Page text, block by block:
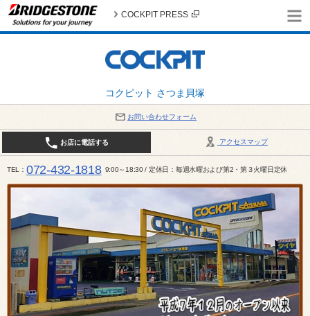
コクピット さつま貝塚
COCKPIT PRESS
お問い合わせフォーム
アクセスマップ
お店に電話する
TEL 072-432-1818 9:00～18:30 / 定休日：毎週水曜および第2・第３火曜日定休